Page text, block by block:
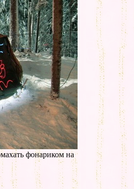
фонариком на